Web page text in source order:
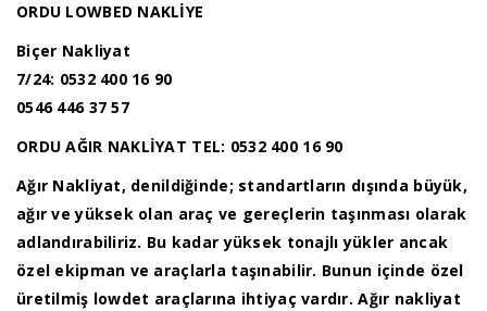
ORDU LOWBED NAKLİYE
Biçer Nakliyat
7/24: 0532 400 16 90
0546 446 37 57
ORDU AĞIR NAKLİYAT TEL: 0532 400 16 90
Ağır Nakliyat, denildiğinde; standartların dışında büyük,
ağır ve yüksek olan araç ve gereçlerin taşınması olarak
adlandırabiliriz. Bu kadar yüksek tonajlı yükler ancak
özel ekipman ve araçlarla taşınabilir. Bunun içinde özel
üretilmiş lowdet araçlarına ihtiyaç vardır. Ağır nakliyat